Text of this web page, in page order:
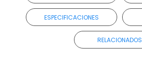
ESPECIFICACIONES
RELACIONADOS